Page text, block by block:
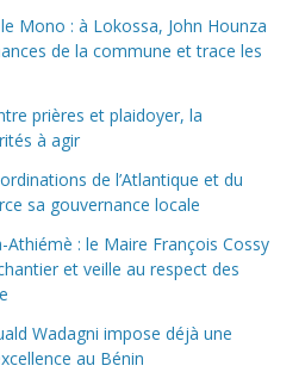
Mono : à Lokossa, John Hounza
de la commune et trace les
prières et plaidoyer, la
à agir
de l’Atlantique et du
sa gouvernance locale
: le Maire François Cossy
et veille au respect des
Wadagni impose déjà une
au Bénin